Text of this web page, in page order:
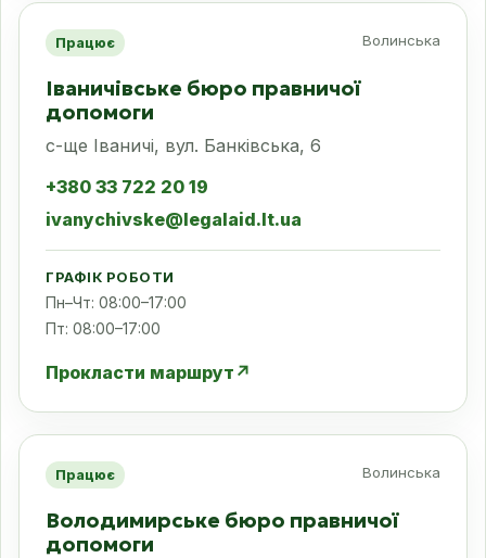
Працює Волинська
Іваничівське бюро правничої
допомоги
с-ще Іваничі, вул. Банківська, 6
+380 33 722 20 19
ivanychivske@legalaid.lt.ua
ГРАФІК РОБОТИ
Пн–Чт: 08:00–17:00
Пт: 08:00–17:00
Прокласти маршрут ↗
Працює Волинська
Володимирське бюро правничої
допомоги